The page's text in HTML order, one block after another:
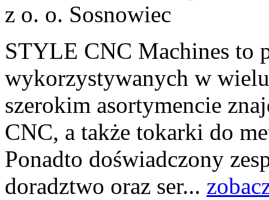
STYLE CNC Machines to
wykorzystywanych w
szerokim asortymencie
CNC, a także tokarki do
Ponadto doświadczony
doradztwo oraz ser...